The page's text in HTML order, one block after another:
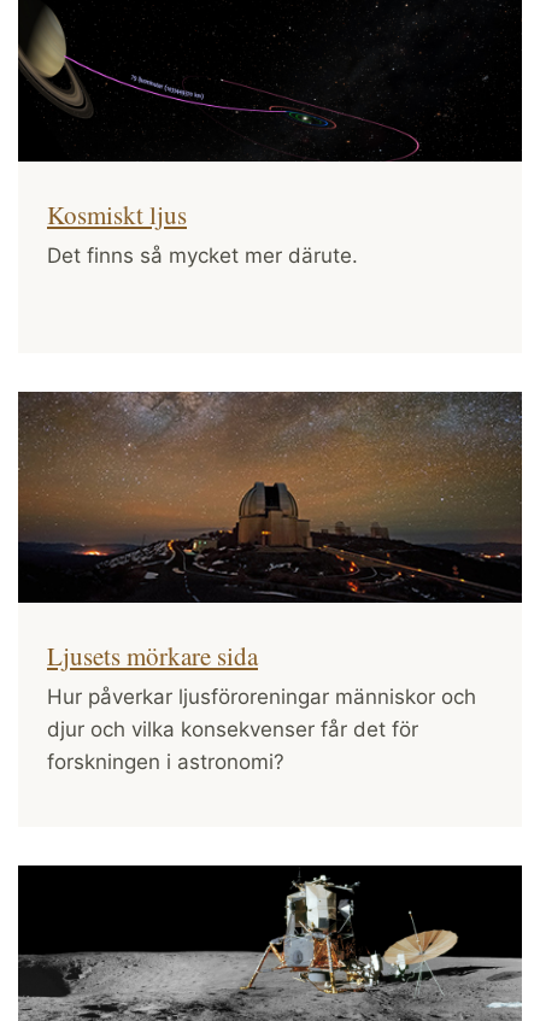
Kosmiskt ljus
Det finns så mycket mer därute.
Ljusets mörkare sida
Hur påverkar ljusföroreningar människor och
djur och vilka konsekvenser får det för
forskningen i astronomi?